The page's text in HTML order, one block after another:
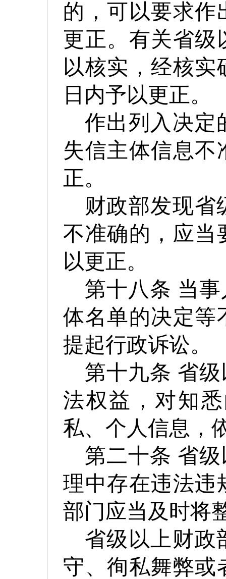
的，可以要求作
更正。有关省级
以核实，经核实
日内予以更正。
作出列入决定
失信主体信息不
正。
财政部发现省
不准确的，应当
以更正。
第十八条 当
体名单的决定等
提起行政诉讼。
第十九条 省
法权益，对知
私、个人信息，
第二十条 省
理中存在违法违
部门应当及时将
省级以上财政
守、徇私舞弊或